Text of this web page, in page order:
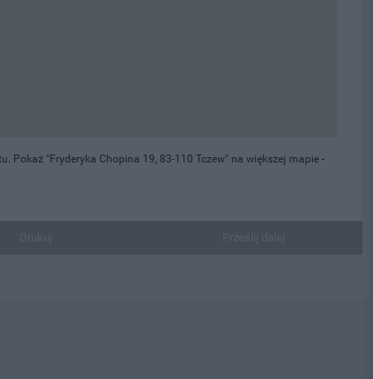
Pokaż "Fryderyka Chopina 19, 83-110 Tczew" na większej mapie -